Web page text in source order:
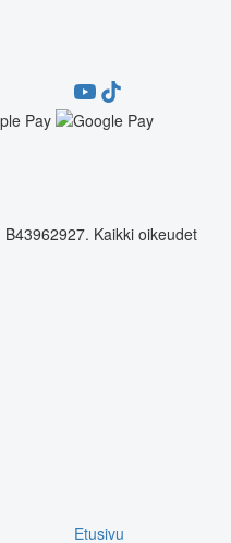
Kaikki oikeudet
Etusivu